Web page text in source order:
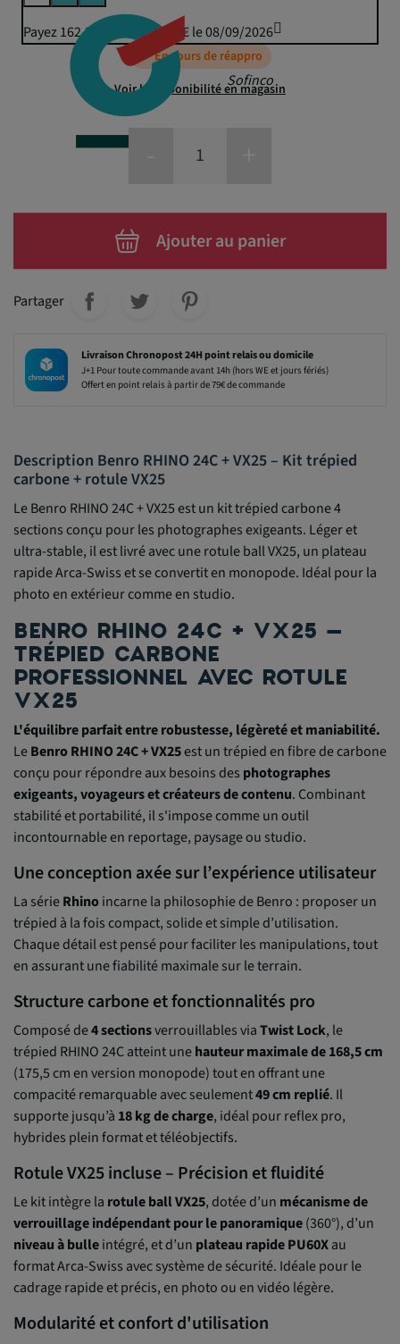
Sofinco
Payez 162,24 € puis 159,50 € le 08/09/2026
En cours de réappro
Voir la disponibilité en magasin
Ajouter au panier
Partager
Livraison Chronopost 24H point relais ou domicile
J+1 Pour toute commande avant 14h (hors WE et jours fériés)
Offert en point relais à partir de 79€ de commande
Description Benro RHINO 24C + VX25 – Kit trépied
carbone + rotule VX25
Le Benro RHINO 24C + VX25 est un kit trépied carbone 4
sections conçu pour les photographes exigeants. Léger et
ultra-stable, il est livré avec une rotule ball VX25, un plateau
rapide Arca-Swiss et se convertit en monopode. Idéal pour la
photo en extérieur comme en studio.
BENRO RHINO 24C + VX25 –
TRÉPIED CARBONE
PROFESSIONNEL AVEC ROTULE
VX25
L'équilibre parfait entre robustesse, légèreté et maniabilité.
LeBenro RHINO 24C + VX25est un trépied en fibre de carbone
conçu pour répondre aux besoins des photographes
exigeants, voyageurs et créateurs de contenu. Combinant
stabilité et portabilité, il s'impose comme un outil
incontournable en reportage, paysage ou studio.
Une conception axée sur l’expérience utilisateur
La sérieRhinoincarne la philosophie de Benro : proposer un
trépied à la fois compact, solide et simple d’utilisation.
Chaque détail est pensé pour faciliter les manipulations, tout
en assurant une fiabilité maximale sur le terrain.
Structure carbone et fonctionnalités pro
Composé de4 sectionsverrouillables viaTwist Lock, le
trépied RHINO 24C atteint unehauteur maximale de 168,5 cm
(175,5 cm en version monopode) tout en offrant une
compacité remarquable avec seulement49 cm replié. Il
supporte jusqu’à 18 kg de charge, idéal pour reflex pro,
hybrides plein format et téléobjectifs.
Rotule VX25 incluse – Précision et fluidité
Le kit intègre la rotule ball VX25, dotée d’un mécanisme de
verrouillage indépendant pour le panoramique(360°), d’un
niveau à bulleintégré, et d’un plateau rapide PU60Xau
format Arca-Swiss avec système de sécurité. Idéale pour le
cadrage rapide et précis, en photo ou en vidéo légère.
Modularité et confort d'utilisation